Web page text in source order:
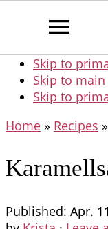
Skip to
Skip to
Skip to
Home » Recipes »
Published: Apr.